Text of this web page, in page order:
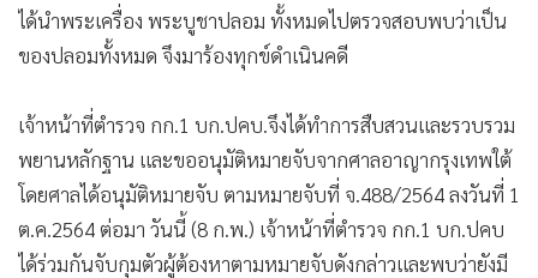
ได้นำพระเครื่อง พระบูชาปลอม ทั้งหมดไปตรวจสอบพบว่าเป็น
ของปลอมทั้งหมด จึงมาร้องทุกข์ดำเนินคดี
เจ้าหน้าที่ตำรวจ กก.1 บก.ปคบ.จึงได้ทำการสืบสวนและรวบรวม
พยานหลักฐาน และขออนุมัติหมายจับจากศาลอาญากรุงเทพใต้
โดยศาลได้อนุมัติหมายจับ ตามหมายจับที่ จ.488/2564 ลงวันที่ 1
ต.ค.2564 ต่อมา วันนี้ (8 ก.พ.) เจ้าหน้าที่ตำรวจ กก.1 บก.ปคบ
ได้ร่วมกันจับกุมตัวผู้ต้องหาตามหมายจับดังกล่าวและพบว่ายังมี